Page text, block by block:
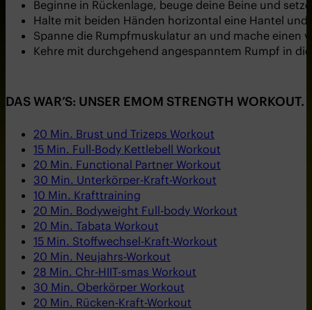
Beginne in Rückenlage, beuge deine Beine und
Halte mit beiden Händen horizontal eine Hantel
Spanne die Rumpfmuskulatur an und mache einen
Kehre mit durchgehend angespanntem Rumpf in
DAS WAR’S: UNSER EMOM STRENGTH
20 Min. Brust und Trizeps Workout
15 Min. Full-Body Kettlebell Workout
20 Min. Functional Partner Workout
30 Min. Unterkörper-Kraft-Workout
10 Min. Krafttraining
20 Min. Bodyweight Full-body Workout
20 Min. Tabata Workout
15 Min. Stoffwechsel-Kraft-Workout
20 Min. Neujahrs-Workout
28 Min. Chr-HIIT-smas Workout
30 Min. Oberkörper Workout
20 Min. Rücken-Kraft-Workout